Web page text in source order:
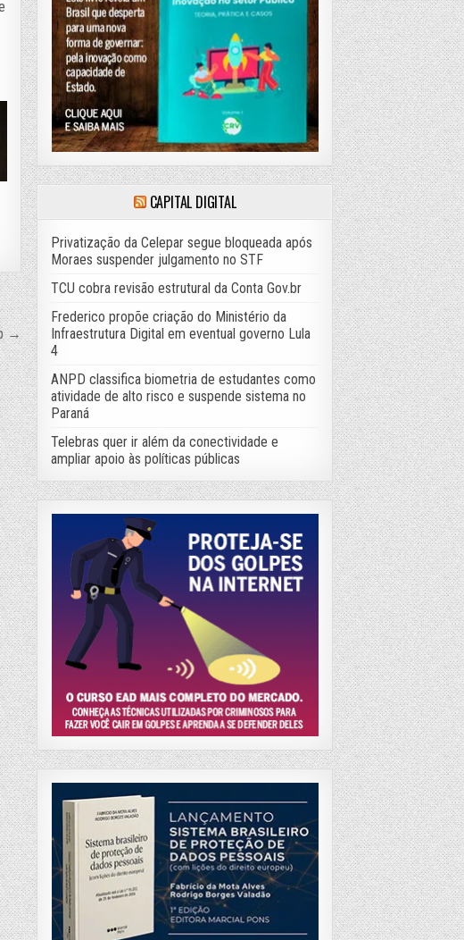
→
CAPITAL DIGITAL
Privatização da Celepar segue bloqueada após
Moraes suspender julgamento no STF
TCU cobra revisão estrutural da Conta Gov.br
Frederico propõe criação do Ministério da
Infraestrutura Digital em eventual governo Lula
4
ANPD classifica biometria de estudantes como
atividade de alto risco e suspende sistema no
Paraná
Telebras quer ir além da conectividade e
ampliar apoio às políticas públicas